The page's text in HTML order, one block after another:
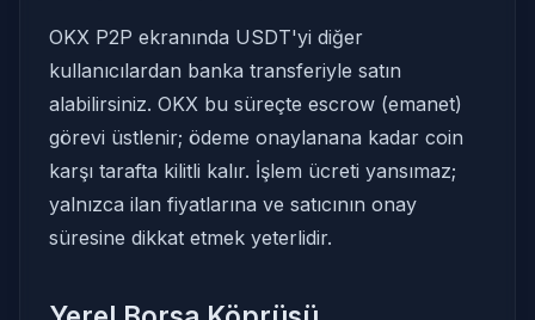
OKX P2P ekranında USDT'yi diğer
kullanıcılardan banka transferiyle satın
alabilirsiniz. OKX bu süreçte escrow (emanet)
görevi üstlenir; ödeme onaylanana kadar coin
karşı tarafta kilitli kalır. İşlem ücreti yansımaz;
yalnızca ilan fiyatlarına ve satıcının onay
süresine dikkat etmek yeterlidir.